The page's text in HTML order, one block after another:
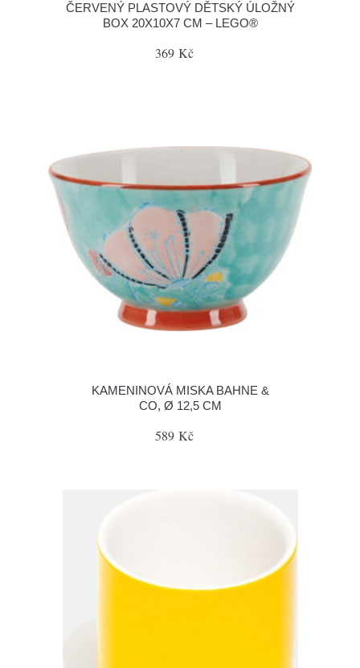
ČERVENÝ PLASTOVÝ DĚTSKÝ ÚLOŽNÝ
BOX 20X10X7 CM – LEGO®
369 Kč
KAMENINOVÁ MISKA BAHNE &
CO, Ø 12,5 CM
589 Kč